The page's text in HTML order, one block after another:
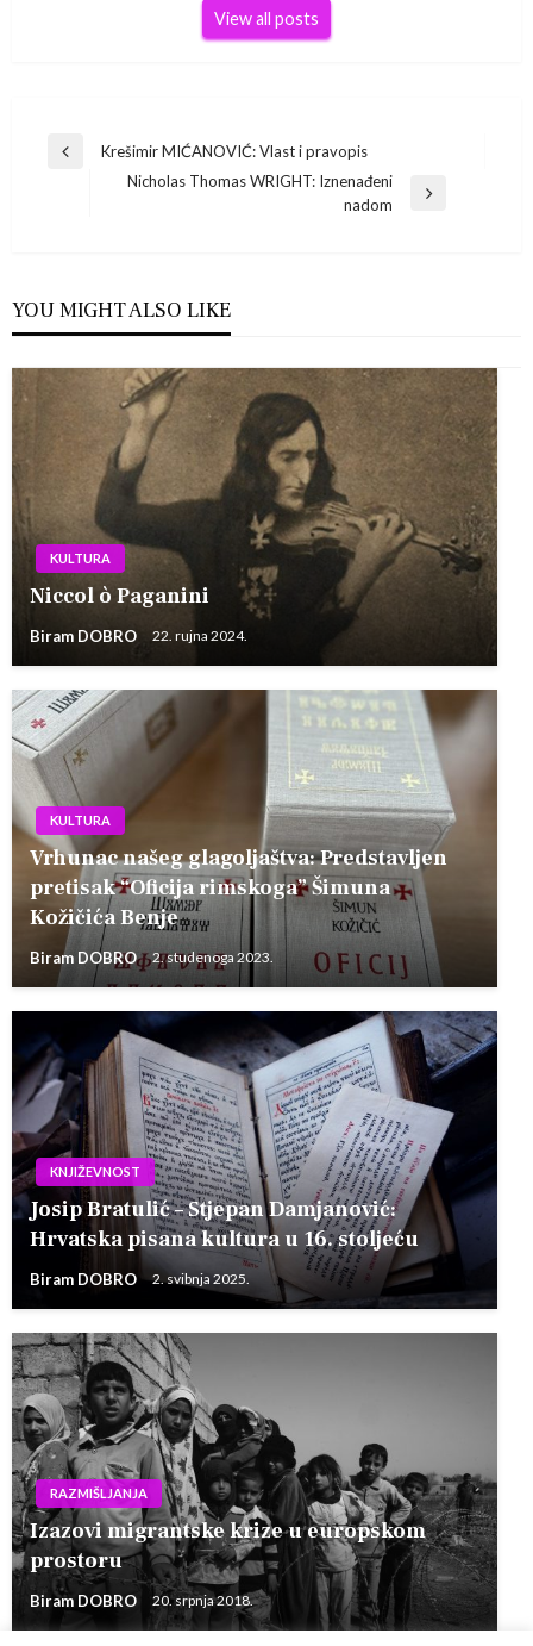
View all posts
Navigacija
Previous
Krešimir MIĆANOVIĆ: Vlast i pravopis
Nicholas Thomas WRIGHT: Iznenađeni
nadom
YOU MIGHT ALSO LIKE
KULTURA
Niccol ò Paganini
Biram DOBRO 22. rujna 2024.
KULTURA
Vrhunac našeg glagoljaštva: Predstavljen
pretisak “Oficija rimskoga” Šimuna
Kožičića Benje
Biram DOBRO 2. studenoga 2023.
KNJIŽEVNOST
Josip Bratulić – Stjepan Damjanović:
Hrvatska pisana kultura u 16. stoljeću
Biram DOBRO 2. svibnja 2025.
RAZMIŠLJANJA
Izazovi migrantske krize u europskom
prostoru
Biram DOBRO 20. srpnja 2018.